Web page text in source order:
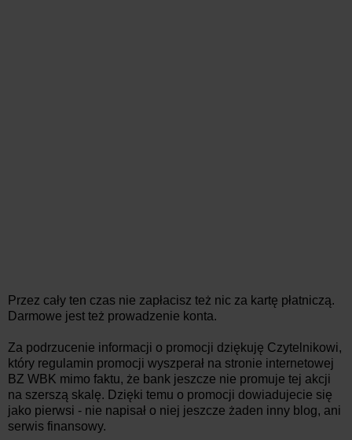
Przez cały ten czas nie zapłacisz też nic za kartę płatniczą.
Darmowe jest też prowadzenie konta.
Za podrzucenie informacji o promocji dziękuję Czytelnikowi,
który regulamin promocji wyszperał na stronie internetowej
BZ WBK mimo faktu, że bank jeszcze nie promuje tej akcji
na szerszą skalę. Dzięki temu o promocji dowiadujecie się
jako pierwsi - nie napisał o niej jeszcze żaden inny blog, ani
serwis finansowy.